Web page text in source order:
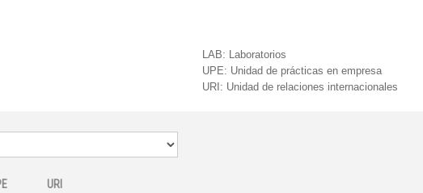
LAB: Laboratorios
UPE: Unidad de prácticas en empresa
URI: Unidad de relaciones internacionales
URI